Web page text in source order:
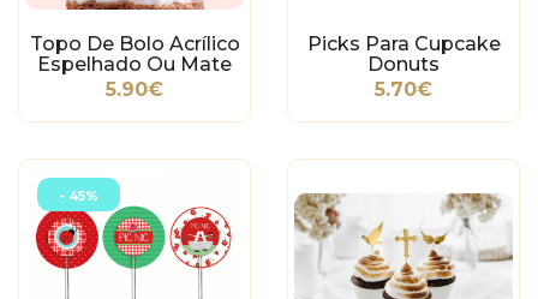
Topo De Bolo Acrílico
Espelhado Ou Mate
Love 3
5.90€
Picks Para Cupcake
Donuts
5.70€
- 45%